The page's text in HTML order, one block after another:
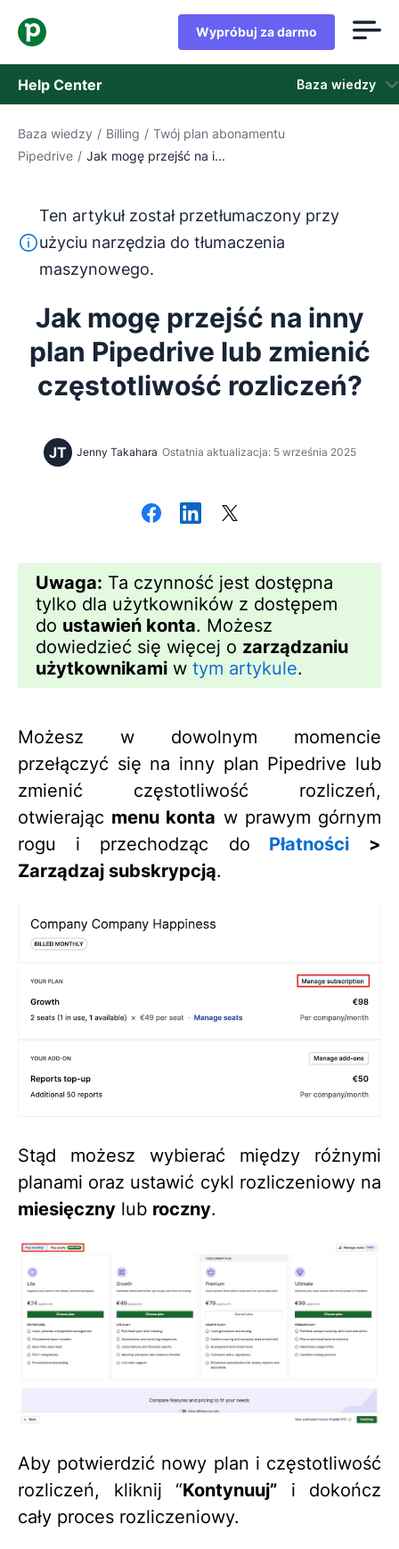
Wypróbuj za darmo
Help Center Baza wiedzy
Baza wiedzy
Skontaktuj się z obsługą klienta
Baza wiedzy / Billing / Twój plan abonamentu
Pipedrive / Jak mogę przejść na i...
Ten tekst został przetłumaczony z języka
Ten artykuł został przetłumaczony przy
użyciu narzędzia do tłumaczenia
maszynowego.
Jak mogę przejść na inny
plan Pipedrive lub zmienić
częstotliwość rozliczeń?
JT Jenny Takahara Ostatnia aktualizacja: 5 września 2025
Uwaga: Ta czynność jest dostępna
tylko dla użytkowników z dostępem
do ustawień konta. Możesz
dowiedzieć się więcej o zarządzaniu
użytkownikami w tym artykule.
Możesz w dowolnym momencie
przełączyć się na inny plan Pipedrive lub
zmienić częstotliwość rozliczeń,
otwierając menu konta w prawym górnym
rogu i przechodząc do Płatności
>
Zarządzaj subskrypcją.
Stąd możesz wybierać między różnymi
planami oraz ustawić cykl rozliczeniowy na
miesięczny lub roczny.
Aby potwierdzić nowy plan i częstotliwość
rozliczeń, kliknij “Kontynuuj” i dokończ
cały proces rozliczeniowy.